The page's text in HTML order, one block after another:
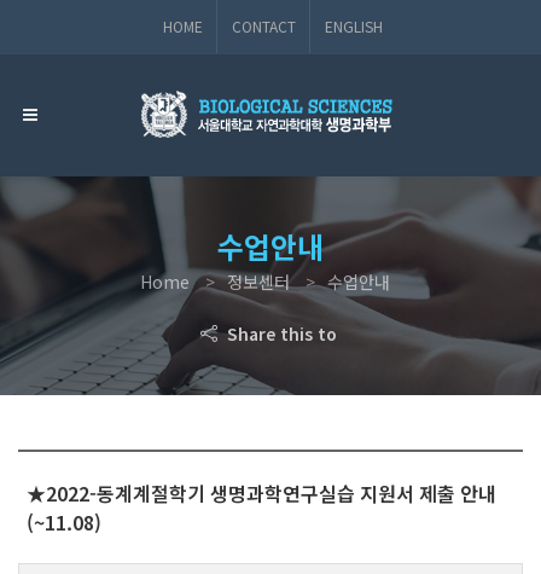
HOME CONTACT ENGLISH
수업안내
Home 정보센터 수업안내
Share this to
★2022-동계계절학기 생명과학연구실습 지원서 제출 안내
(~11.08)